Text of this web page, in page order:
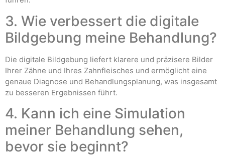
3. Wie verbessert die digitale
Bildgebung meine Behandlung?
Die digitale Bildgebung liefert klarere und präzisere Bilder
Ihrer Zähne und Ihres Zahnfleisches und ermöglicht eine
genaue Diagnose und Behandlungsplanung, was insgesamt
zu besseren Ergebnissen führt.
4. Kann ich eine Simulation
meiner Behandlung sehen,
bevor sie beginnt?